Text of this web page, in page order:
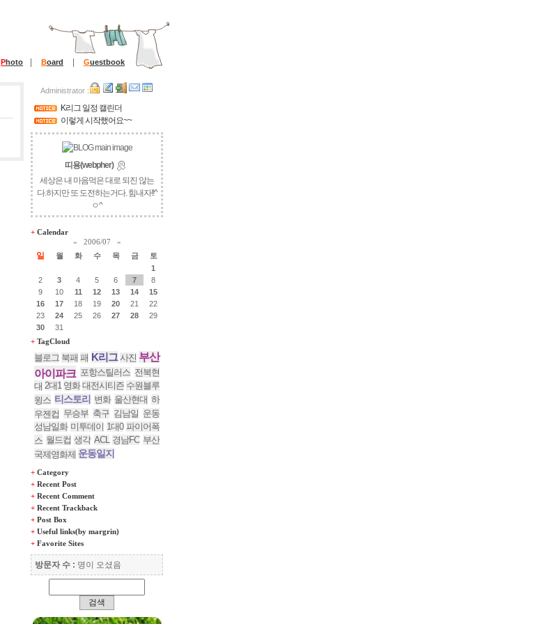
Photo Board Guestbook
Administrator :
K리그 일정 캘린더
이렇게 시작했어요~~
띠용(webpher)
세상은 내 마음먹은 대로 되진 않는
다.하지만 또 도전하는거다. 힘내자!!^
ㅇ^
+ Calendar
«
2006/07 »
일 월 화 수 목 금
토
1
2
3 4 5 6 7
8
9
10 11 12 13 14
15
16
17 18 19 20 21
22
23
24 25 26 27 28
29
30
31
+ TagCloud
블로그 북패 패 K리그 사진 부산
아이파크 포항스틸러스 전북현
대 2대1 영화 대전시티즌 수원블루
윙스 티스토리 변화 울산현대 하
우젠컵 무승부 축구 김남일 운동
성남일화 미투데이 1대0 파이어폭
스 월드컵 생각 ACL 경남FC 부산
국제영화제 운동일지
+ Category
+ Recent Post
+ Recent Comment
+ Recent Trackback
+ Post Box
+ Useful links(by margrin)
+ Favorite Sites
방문자 수 : 명이 오셨음